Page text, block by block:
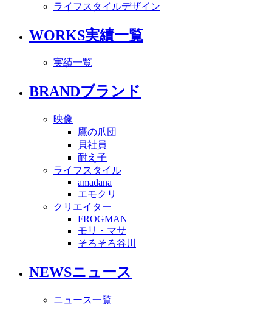
ライフスタイルデザイン
WORKS実績一覧
実績一覧
BRANDブランド
映像
鷹の爪団
貝社員
耐え子
ライフスタイル
amadana
エモクリ
クリエイター
FROGMAN
モリ・マサ
そろそろ谷川
NEWSニュース
ニュース一覧